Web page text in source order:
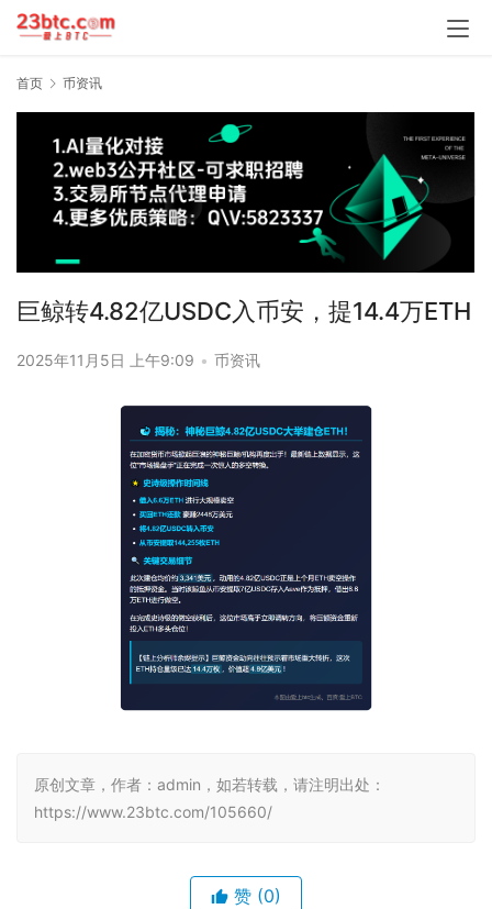
首页 币资讯
巨鲸转4.82亿USDC入币安，提14.4万ETH
2025年11月5日 上午9:09 • 币资讯
原创文章，作者：admin，如若转载，请注明出处：
https://www.23btc.com/105660/
赞 (0)